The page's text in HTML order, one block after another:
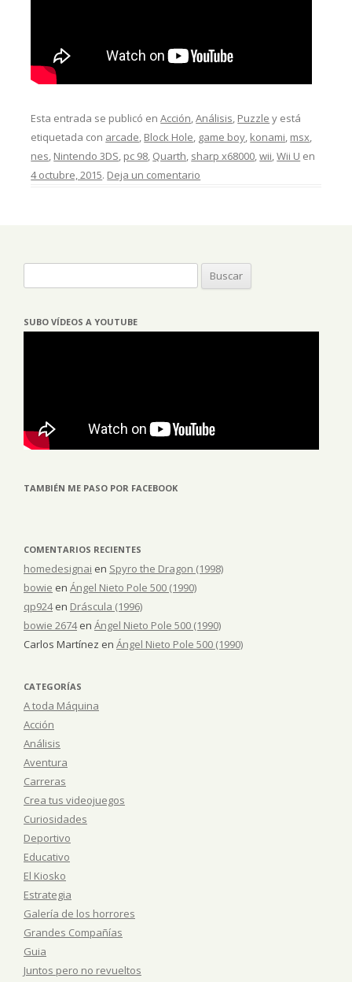
Esta entrada se publicó enAcción,Análisis, Puzzle y está
etiquetada con arcade, Block Hole, game boy, konami, msx,
nes, Nintendo 3DS, pc 98, Quarth, sharp x68000,wii,Wii U en
4 octubre, 2015. Deja un comentario
SUBO VÍDEOS A YOUTUBE
TAMBIÉN ME PASO POR FACEBOOK
COMENTARIOS RECIENTES
homedesignai en Spyro the Dragon (1998)
bowie en Ángel Nieto Pole 500 (1990)
qp924en Dráscula (1996)
bowie 2674en Ángel Nieto Pole 500 (1990)
Carlos Martínez en Ángel Nieto Pole 500 (1990)
CATEGORÍAS
A toda Máquina
Acción
Análisis
Aventura
Carreras
Crea tus videojuegos
Curiosidades
Deportivo
Educativo
El Kiosko
Estrategia
Galería de los horrores
Grandes Compañías
Guia
Juntos pero no revueltos